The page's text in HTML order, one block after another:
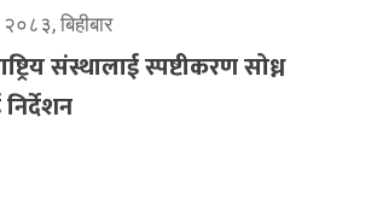
बिहीबार
संस्थालाई स्पष्टीकरण सोध्न